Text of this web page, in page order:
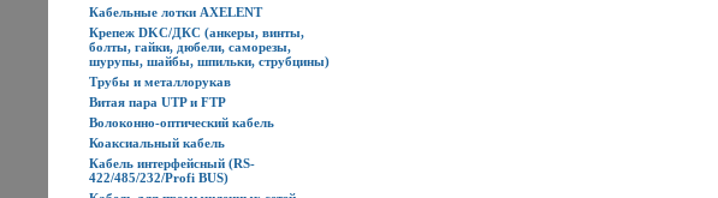
Кабельные лотки AXELENT
Крепеж DKC/ДКС (анкеры, винты,
болты, гайки, дюбели, саморезы,
шурупы, шайбы, шпильки, струбцины)
Трубы и металлорукав
Витая пара UTP и FTP
Волоконно-оптический кабель
Коаксиальный кабель
Кабель интерфейсный (RS-
422/485/232/Profi BUS)